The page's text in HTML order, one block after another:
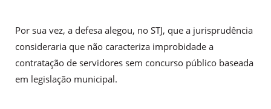
Por sua vez, a defesa alegou, no STJ, que a jurisprudência
consideraria que não caracteriza improbidade a
contratação de servidores sem concurso público baseada
em legislação municipal.